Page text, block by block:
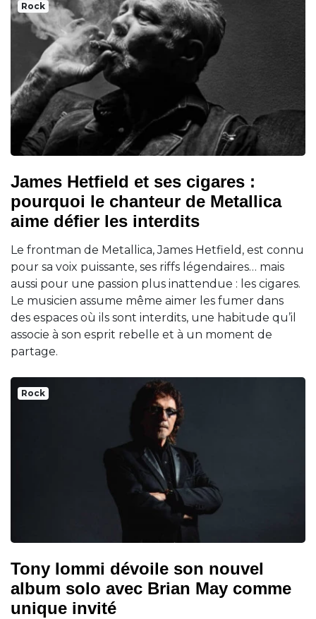
Rock
James Hetfield et ses cigares :
pourquoi le chanteur de Metallica
aime défier les interdits
Le frontman de Metallica, James Hetfield, est connu
pour sa voix puissante, ses riffs légendaires… mais
aussi pour une passion plus inattendue : les cigares.
Le musicien assume même aimer les fumer dans
des espaces où ils sont interdits, une habitude qu’il
associe à son esprit rebelle et à un moment de
partage.
Rock
Tony Iommi dévoile son nouvel
album solo avec Brian May comme
unique invité